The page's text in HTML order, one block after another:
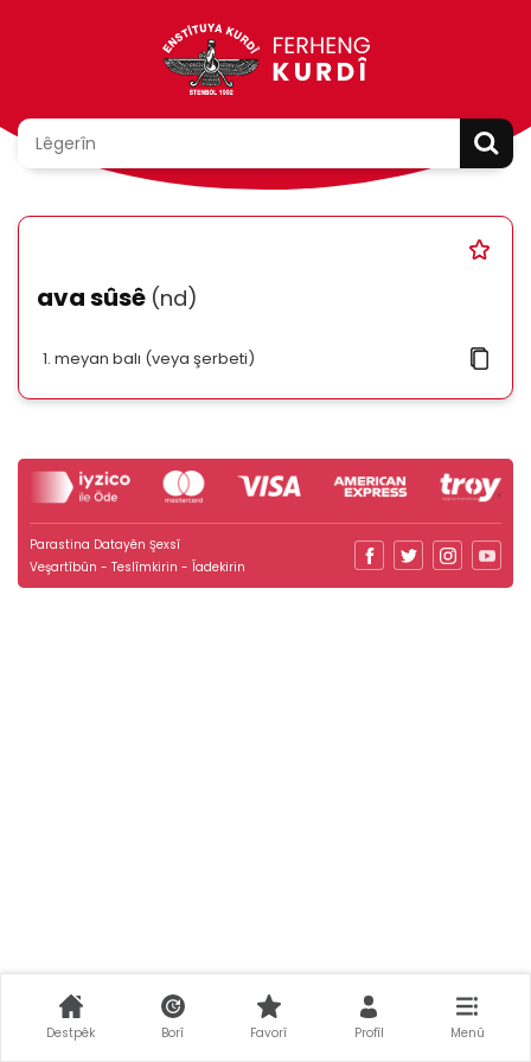
ava sûsê (nd)
meyan balı (veya şerbeti)
Parastina Datayên Şexsî
Veşartîbûn - Teslîmkirin - Îadekirin
Destpêk Borî Favorî Profîl Menû